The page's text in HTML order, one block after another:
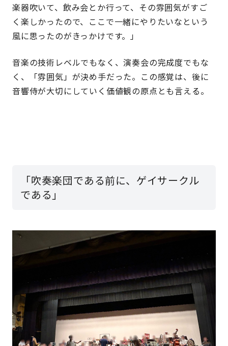
楽器吹いて、飲み会とか行って、その雰囲気がすご
く楽しかったので、ここで一緒にやりたいなという
風に思ったのがきっかけです。」
音楽の技術レベルでもなく、演奏会の完成度でもな
く、「雰囲気」が決め手だった。この感覚は、後に
音響侍が大切にしていく価値観の原点とも言える。
「吹奏楽団である前に、ゲイサークル
である」